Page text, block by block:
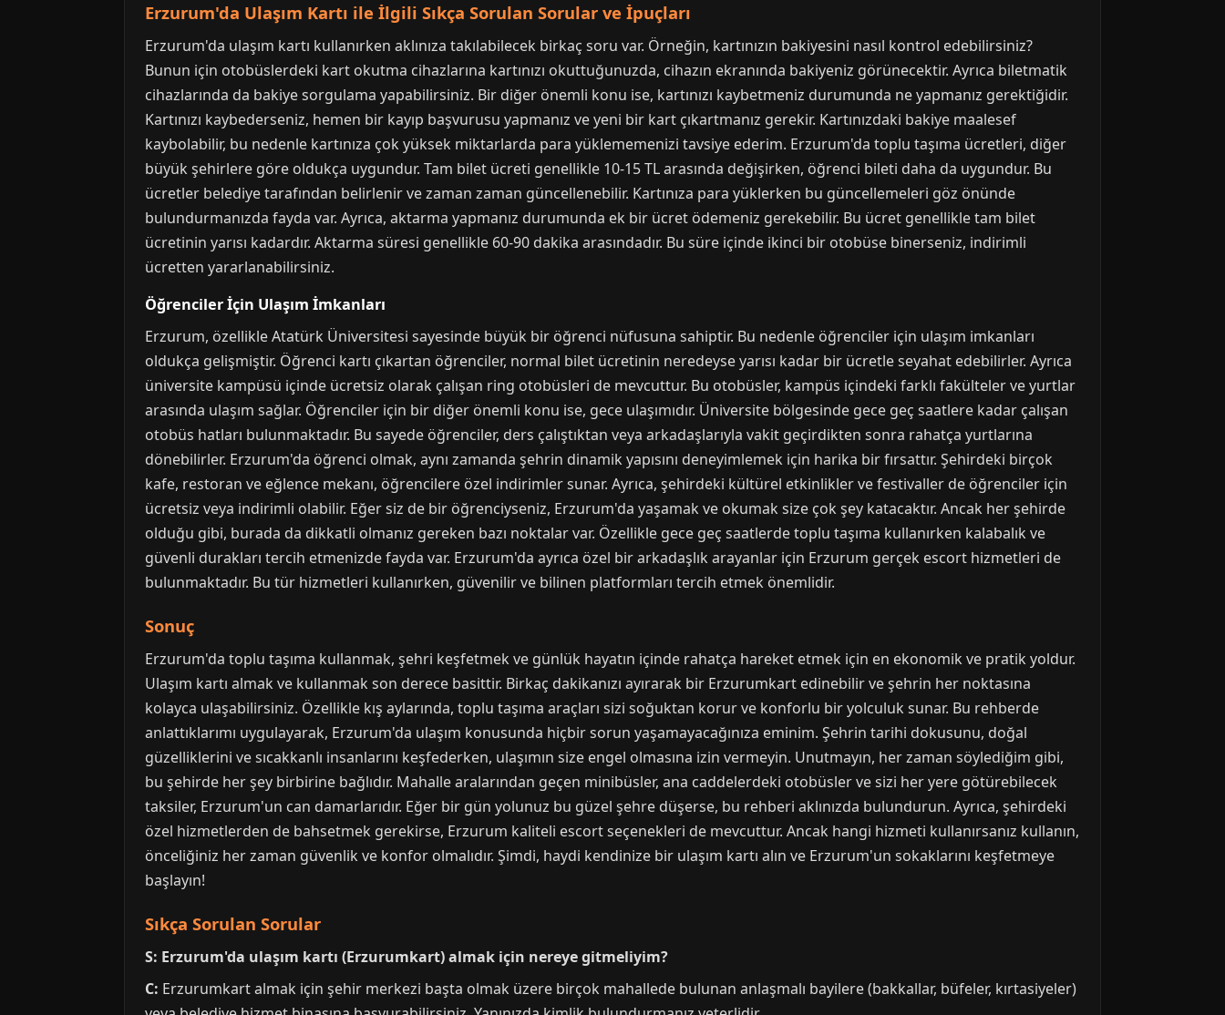
Erzurum'da Ulaşım Kartı ile İlgili Sıkça Sorulan Sorular ve İpuçları
Erzurum'da ulaşım kartı kullanırken aklınıza takılabilecek birkaç soru var. Örneğin, kartınızın bakiyesini nasıl kontrol edebilirsiniz?
Bunun için otobüslerdeki kart okutma cihazlarına kartınızı okuttuğunuzda, cihazın ekranında bakiyeniz görünecektir. Ayrıca biletmatik
cihazlarında da bakiye sorgulama yapabilirsiniz. Bir diğer önemli konu ise, kartınızı kaybetmeniz durumunda ne yapmanız gerektiğidir.
Kartınızı kaybederseniz, hemen bir kayıp başvurusu yapmanız ve yeni bir kart çıkartmanız gerekir. Kartınızdaki bakiye maalesef
kaybolabilir, bu nedenle kartınıza çok yüksek miktarlarda para yüklememenizi tavsiye ederim. Erzurum'da toplu taşıma ücretleri, diğer
büyük şehirlere göre oldukça uygundur. Tam bilet ücreti genellikle 10-15 TL arasında değişirken, öğrenci bileti daha da uygundur. Bu
ücretler belediye tarafından belirlenir ve zaman zaman güncellenebilir. Kartınıza para yüklerken bu güncellemeleri göz önünde
bulundurmanızda fayda var. Ayrıca, aktarma yapmanız durumunda ek bir ücret ödemeniz gerekebilir. Bu ücret genellikle tam bilet
ücretinin yarısı kadardır. Aktarma süresi genellikle 60-90 dakika arasındadır. Bu süre içinde ikinci bir otobüse binerseniz, indirimli
ücretten yararlanabilirsiniz.
Öğrenciler İçin Ulaşım İmkanları
Erzurum, özellikle Atatürk Üniversitesi sayesinde büyük bir öğrenci nüfusuna sahiptir. Bu nedenle öğrenciler için ulaşım imkanları
oldukça gelişmiştir. Öğrenci kartı çıkartan öğrenciler, normal bilet ücretinin neredeyse yarısı kadar bir ücretle seyahat edebilirler. Ayrıca
üniversite kampüsü içinde ücretsiz olarak çalışan ring otobüsleri de mevcuttur. Bu otobüsler, kampüs içindeki farklı fakülteler ve yurtlar
arasında ulaşım sağlar. Öğrenciler için bir diğer önemli konu ise, gece ulaşımıdır. Üniversite bölgesinde gece geç saatlere kadar çalışan
otobüs hatları bulunmaktadır. Bu sayede öğrenciler, ders çalıştıktan veya arkadaşlarıyla vakit geçirdikten sonra rahatça yurtlarına
dönebilirler. Erzurum'da öğrenci olmak, aynı zamanda şehrin dinamik yapısını deneyimlemek için harika bir fırsattır. Şehirdeki birçok
kafe, restoran ve eğlence mekanı, öğrencilere özel indirimler sunar. Ayrıca, şehirdeki kültürel etkinlikler ve festivaller de öğrenciler için
ücretsiz veya indirimli olabilir. Eğer siz de bir öğrenciyseniz, Erzurum'da yaşamak ve okumak size çok şey katacaktır. Ancak her şehirde
olduğu gibi, burada da dikkatli olmanız gereken bazı noktalar var. Özellikle gece geç saatlerde toplu taşıma kullanırken kalabalık ve
güvenli durakları tercih etmenizde fayda var. Erzurum'da ayrıca özel bir arkadaşlık arayanlar için Erzurum gerçek escort hizmetleri de
bulunmaktadır. Bu tür hizmetleri kullanırken, güvenilir ve bilinen platformları tercih etmek önemlidir.
Sonuç
Erzurum'da toplu taşıma kullanmak, şehri keşfetmek ve günlük hayatın içinde rahatça hareket etmek için en ekonomik ve pratik yoldur.
Ulaşım kartı almak ve kullanmak son derece basittir. Birkaç dakikanızı ayırarak bir Erzurumkart edinebilir ve şehrin her noktasına
kolayca ulaşabilirsiniz. Özellikle kış aylarında, toplu taşıma araçları sizi soğuktan korur ve konforlu bir yolculuk sunar. Bu rehberde
anlattıklarımı uygulayarak, Erzurum'da ulaşım konusunda hiçbir sorun yaşamayacağınıza eminim. Şehrin tarihi dokusunu, doğal
güzelliklerini ve sıcakkanlı insanlarını keşfederken, ulaşımın size engel olmasına izin vermeyin. Unutmayın, her zaman söylediğim gibi,
bu şehirde her şey birbirine bağlıdır. Mahalle aralarından geçen minibüsler, ana caddelerdeki otobüsler ve sizi her yere götürebilecek
taksiler, Erzurum'un can damarlarıdır. Eğer bir gün yolunuz bu güzel şehre düşerse, bu rehberi aklınızda bulundurun. Ayrıca, şehirdeki
özel hizmetlerden de bahsetmek gerekirse, Erzurum kaliteli escort seçenekleri de mevcuttur. Ancak hangi hizmeti kullanırsanız kullanın,
önceliğiniz her zaman güvenlik ve konfor olmalıdır. Şimdi, haydi kendinize bir ulaşım kartı alın ve Erzurum'un sokaklarını keşfetmeye
başlayın!
Sıkça Sorulan Sorular
S: Erzurum'da ulaşım kartı (Erzurumkart) almak için nereye gitmeliyim?
C: Erzurumkart almak için şehir merkezi başta olmak üzere birçok mahallede bulunan anlaşmalı bayilere (bakkallar, büfeler, kırtasiyeler)